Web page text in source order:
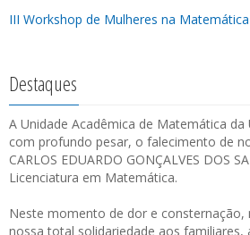
III Workshop de Mulheres na
Destaques
A Unidade Acadêmica de Matemática da
com profundo pesar, o falecimento de
CARLOS EDUARDO GONÇALVES DOS
Licenciatura em Matemática.
Neste momento de dor e consternação,
nossa total solidariedade aos familiares,